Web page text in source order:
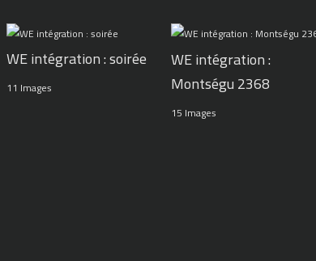
WE intégration : soirée
11 Images
WE intégration :
Montségu 2368
15 Images